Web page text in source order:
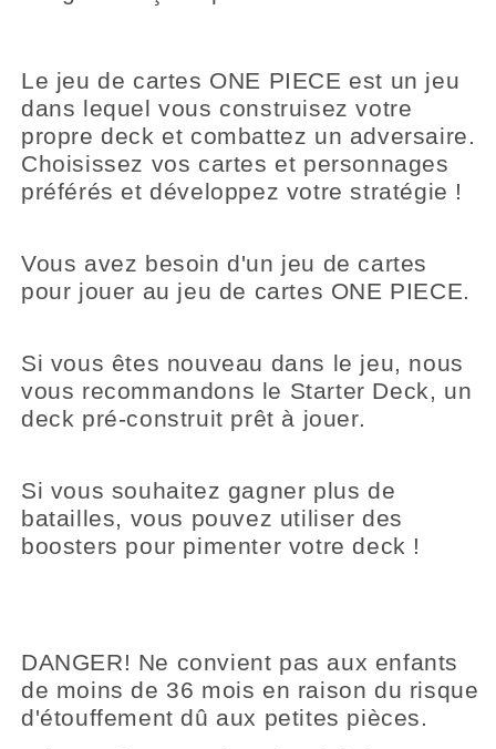
Le jeu de cartes ONE PIECE est un jeu
dans lequel vous construisez votre
propre deck et combattez un adversaire.
Choisissez vos cartes et personnages
préférés et développez votre stratégie !
Vous avez besoin d'un jeu de cartes
pour jouer au jeu de cartes ONE PIECE.
Si vous êtes nouveau dans le jeu, nous
vous recommandons le Starter Deck, un
deck pré-construit prêt à jouer.
Si vous souhaitez gagner plus de
batailles, vous pouvez utiliser des
boosters pour pimenter votre deck !
DANGER! Ne convient pas aux enfants
de moins de 36 mois en raison du risque
d'étouffement dû aux petites pièces.